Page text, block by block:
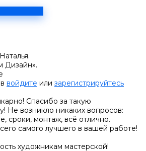
Дизайн».
войдите или зарегистрируйтесь
Спасибо за такую
Не возникло никаких вопросов:
сроки, монтаж, всё отлично.
самого лучшего в вашей работе!
художникам мастерской!